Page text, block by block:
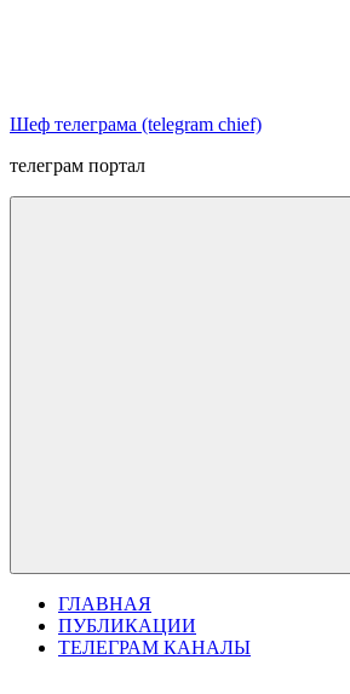
Шеф телеграма (telegram chief)
телеграм портал
ГЛАВНАЯ
ПУБЛИКАЦИИ
ТЕЛЕГРАМ КАНАЛЫ